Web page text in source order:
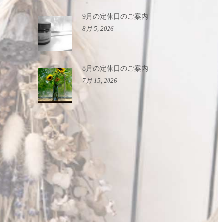
9月の定休日のご案内
8月 5, 2026
8月の定休日のご案内
7月 15, 2026